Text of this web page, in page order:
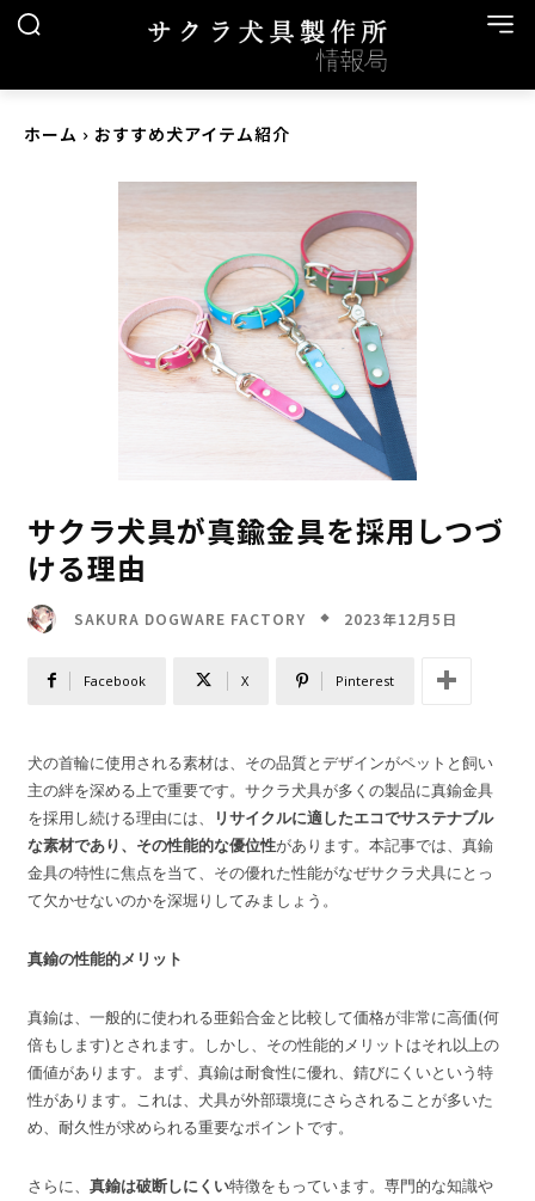
ホーム おすすめ犬アイテム紹介
サクラ犬具が真鍮金具を採用しつづ
ける理由
SAKURA DOGWARE FACTORY 2023年12月5日
Facebook X Pinterest
犬の首輪に使用される素材は、その品質とデザインがペットと飼い
主の絆を深める上で重要です。サクラ犬具が多くの製品に真鍮金具
を採用し続ける理由には、
リサイクルに適したエコでサステナブル
な素材であり、その性能的な優位性があります。本記事では、真鍮
金具の特性に焦点を当て、その優れた性能がなぜサクラ犬具にとっ
て欠かせないのかを深堀りしてみましょう。
真鍮の性能的メリット
真鍮は、一般的に使われる亜鉛合金と比較して価格が非常に高価(何
倍もします)とされます。しかし、その性能的メリットはそれ以上の
価値があります。まず、真鍮は耐食性に優れ、錆びにくいという特
性があります。これは、犬具が外部環境にさらされることが多いた
め、耐久性が求められる重要なポイントです。
さらに、 真鍮は破断しにくい特徴をもっています。専門的な知識や